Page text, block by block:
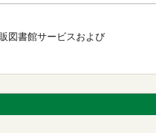
図書館サービスおよび